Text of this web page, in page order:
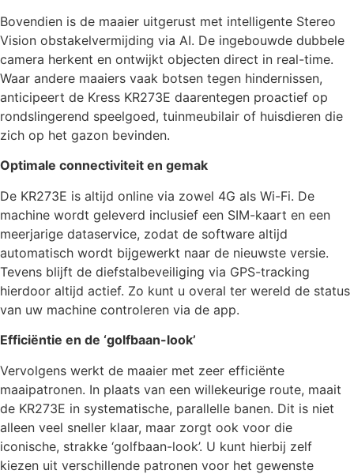
Bovendien is de maaier uitgerust met intelligente Stereo
Vision obstakelvermijding via AI. De ingebouwde dubbele
camera herkent en ontwijkt objecten direct in real-time.
Waar andere maaiers vaak botsen tegen hindernissen,
anticipeert de Kress KR273E daarentegen proactief op
rondslingerend speelgoed, tuinmeubilair of huisdieren die
zich op het gazon bevinden.
Optimale connectiviteit en gemak
De KR273E is altijd online via zowel 4G als Wi-Fi. De
machine wordt geleverd inclusief een SIM-kaart en een
meerjarige dataservice, zodat de software altijd
automatisch wordt bijgewerkt naar de nieuwste versie.
Tevens blijft de diefstalbeveiliging via GPS-tracking
hierdoor altijd actief. Zo kunt u overal ter wereld de status
van uw machine controleren via de app.
Efficiëntie en de ‘golfbaan-look’
Vervolgens werkt de maaier met zeer efficiënte
maaipatronen. In plaats van een willekeurige route, maait
de KR273E in systematische, parallelle banen. Dit is niet
alleen veel sneller klaar, maar zorgt ook voor die
iconische, strakke ‘golfbaan-look’. U kunt hierbij zelf
kiezen uit verschillende patronen voor het gewenste